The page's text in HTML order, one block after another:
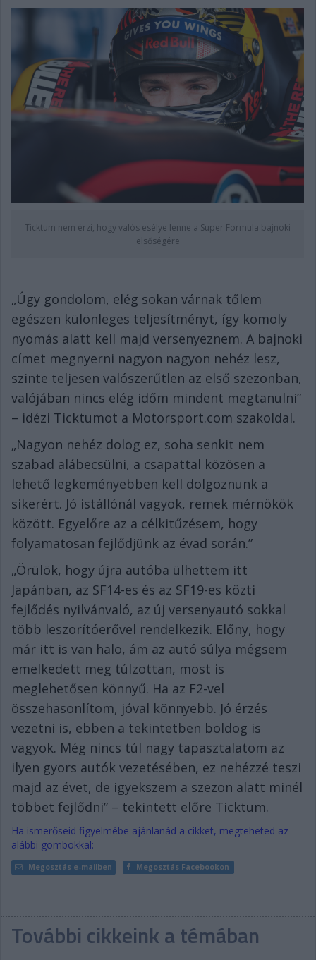
Ticktum nem érzi, hogy valós esélye lenne a Super Formula bajnoki
elsőségére
„Úgy gondolom, elég sokan várnak tőlem
egészen különleges teljesítményt, így komoly
nyomás alatt kell majd versenyeznem. A bajnoki
címet megnyerni nagyon nagyon nehéz lesz,
szinte teljesen valószerűtlen az első szezonban,
valójában nincs elég időm mindent megtanulni”
– idézi Ticktumot a Motorsport.com szakoldal.
„Nagyon nehéz dolog ez, soha senkit nem
szabad alábecsülni, a csapattal közösen a
lehető legkeményebben kell dolgoznunk a
sikerért. Jó istállónál vagyok, remek mérnökök
között. Egyelőre az a célkitűzésem, hogy
folyamatosan fejlődjünk az évad során.”
„Örülök, hogy újra autóba ülhettem itt
Japánban, az SF14-es és az SF19-es közti
fejlődés nyilvánvaló, az új versenyautó sokkal
több leszorítóerővel rendelkezik. Előny, hogy
már itt is van halo, ám az autó súlya mégsem
emelkedett meg túlzottan, most is
meglehetősen könnyű. Ha az F2-vel
összehasonlítom, jóval könnyebb. Jó érzés
vezetni is, ebben a tekintetben boldog is
vagyok. Még nincs túl nagy tapasztalatom az
ilyen gyors autók vezetésében, ez nehézzé teszi
majd az évet, de igyekszem a szezon alatt minél
többet fejlődni” – tekintett előre Ticktum.
Ha ismerőseid figyelmébe ajánlanád a cikket, megteheted az
alábbi gombokkal:
Megosztás e-mailben Megosztás Facebookon
További cikkeink a témában